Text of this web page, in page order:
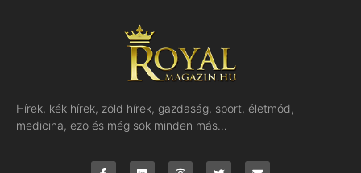
Hírek, kék hírek, zöld hírek, gazdaság, sport, életmód,
medicina, ezo és még sok minden más…